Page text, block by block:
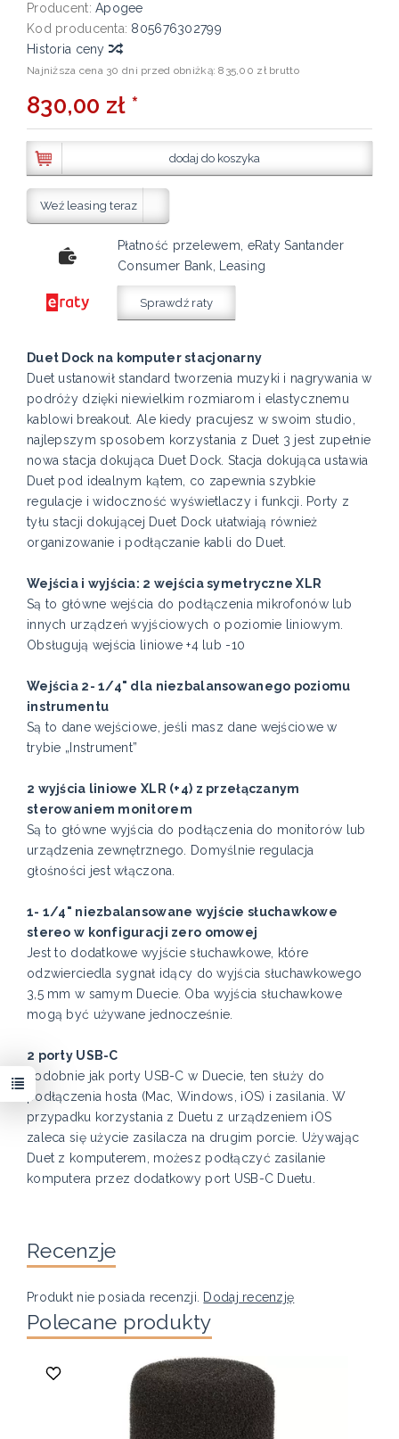
Producent: Apogee
Kod producenta: 805676302799
Historia ceny
Najniższa cena 30 dni przed obniżką:835,00 zł brutto
830,00 zł *
dodaj do koszyka
Weź leasing teraz
Płatność przelewem, eRaty Santander
Consumer Bank, Leasing
Sprawdź raty
Duet Dock na komputer stacjonarny
Duet ustanowił standard tworzenia muzyki i nagrywania w
podróży dzięki niewielkim rozmiarom i elastycznemu
kablowi breakout. Ale kiedy pracujesz w swoim studio,
najlepszym sposobem korzystania z Duet 3 jest zupełnie
nowa stacja dokująca Duet Dock. Stacja dokująca ustawia
Duet pod idealnym kątem, co zapewnia szybkie
regulacje i widoczność wyświetlaczy i funkcji. Porty z
tyłu stacji dokującej Duet Dock ułatwiają również
organizowanie i podłączanie kabli do Duet.
Wejścia i wyjścia: 2 wejścia symetryczne XLR
Są to główne wejścia do podłączenia mikrofonów lub
innych urządzeń wyjściowych o poziomie liniowym.
Obsługują wejścia liniowe +4 lub -10
Wejścia 2- 1/4" dla niezbalansowanego poziomu
instrumentu
Są to dane wejściowe, jeśli masz dane wejściowe w
trybie „Instrument”
2 wyjścia liniowe XLR (+4) z przełączanym
sterowaniem monitorem
Są to główne wyjścia do podłączenia do monitorów lub
urządzenia zewnętrznego. Domyślnie regulacja
głośności jest włączona.
1- 1/4" niezbalansowane wyjście słuchawkowe
stereo w konfiguracji zero omowej
Jest to dodatkowe wyjście słuchawkowe, które
odzwierciedla sygnał idący do wyjścia słuchawkowego
3,5 mm w samym Duecie. Oba wyjścia słuchawkowe
mogą być używane jednocześnie.
2 porty USB-C
Podobnie jak porty USB-C w Duecie, ten służy do
podłączenia hosta (Mac, Windows, iOS) i zasilania. W
przypadku korzystania z Duetu z urządzeniem iOS
zaleca się użycie zasilacza na drugim porcie. Używając
Duet z komputerem, możesz podłączyć zasilanie
komputera przez dodatkowy port USB-C Duetu.
Recenzje
Produkt nie posiada recenzji. Dodaj recenzję
Polecane produkty